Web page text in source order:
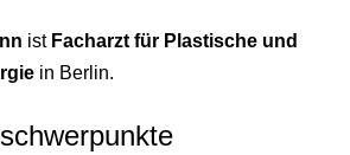
ist Facharzt für Plastische und
in Berlin.